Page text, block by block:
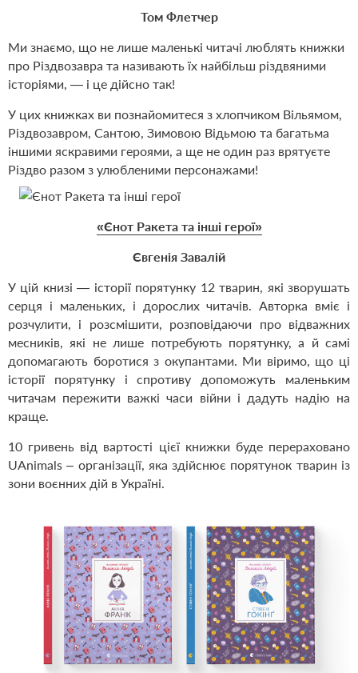
Том Флетчер
Ми знаємо, що не лише маленькі читачі люблять книжки
про Різдвозавра та називають їх найбільш різдвяними
історіями, — і це дійсно так!
У цих книжках ви познайомитеся з хлопчиком Вільямом,
Різдвозавром, Сантою, Зимовою Відьмою та багатьма
іншими яскравими героями, а ще не один раз врятуєте
Різдво разом з улюбленими персонажами!
«Єнот Ракета та інші герої»
Євгенія Завалій
У цій книзі — історії порятунку 12 тварин, які зворушать
серця і маленьких, і дорослих читачів. Авторка вміє і
розчулити, і розсмішити, розповідаючи про відважних
месників, які не лише потребують порятунку, а й самі
допомагають боротися з окупантами. Ми віримо, що ці
історії порятунку і спротиву допоможуть маленьким
читачам пережити важкі часи війни і дадуть надію на
краще.
10 гривень від вартості цієї книжки буде перераховано
UAnimals – організації, яка здійснює порятунок тварин із
зони воєнних дій в Україні.